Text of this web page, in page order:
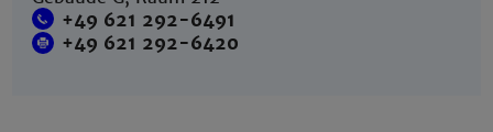
+49 621 292-6491
+49 621 292-6420